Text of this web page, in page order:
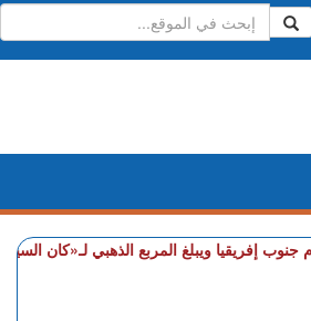
إفريقيا ويبلغ المربع الذهبي لـ«كان السيدات»